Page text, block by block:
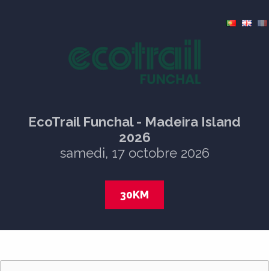
EcoTrail Funchal - Madeira Island
2026
samedi, 17 octobre 2026
30KM